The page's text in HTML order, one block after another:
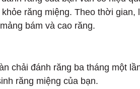
răng miệng. Theo thời gian,
bám và cao răng.
chải đánh răng ba tháng một
răng miệng của bạn.